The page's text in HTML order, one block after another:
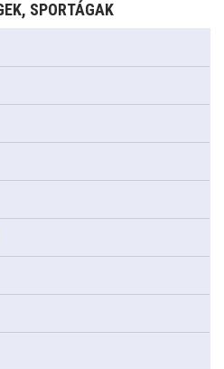
SPORTÁGAK